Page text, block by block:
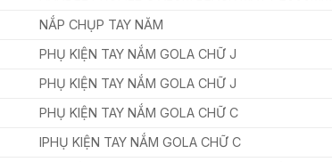
NẮP CHỤP TAY NĂM
PHỤ KIỆN TAY NẮM GOLA CHỮ J
PHỤ KIỆN TAY NẮM GOLA CHỮ J
PHỤ KIỆN TAY NẮM GOLA CHỮ C
IPHỤ KIỆN TAY NẮM GOLA CHỮ C